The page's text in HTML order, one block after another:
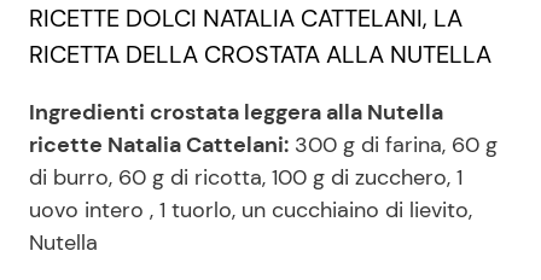
Info
Disclaimer e Privacy
Redazione
Contattaci
Pubblicità
RICETTE DOLCI NATALIA CATTELANI, LA
RICETTA DELLA CROSTATA ALLA NUTELLA
Ingredienti crostata leggera alla Nutella
ricette Natalia Cattelani: 300 g di farina, 60 g
di burro, 60 g di ricotta, 100 g di zucchero, 1
uovo intero , 1 tuorlo, un cucchiaino di lievito,
Nutella